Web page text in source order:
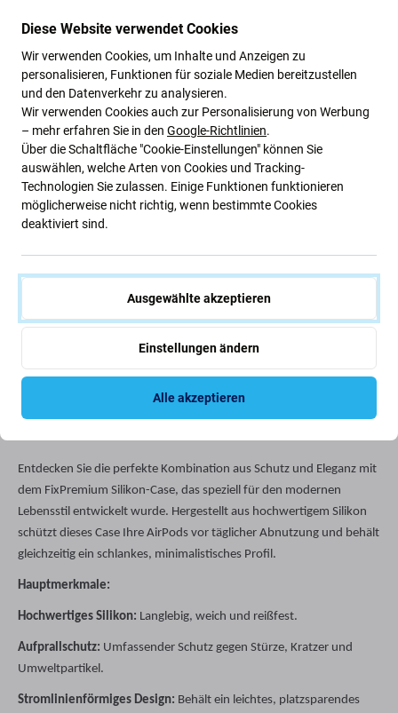
FixPremium
und 2, Schwarz
3,86 €
AUF LAGER 5
Stk
FixPremium
Silikonhülle für AirPods 1
und 2, Orange
4,83 €
AUF LAGER 5
Beschreibung und Spezifikation Versand und Rückgabe
Entdecken Sie die perfekte Kombination aus Schutz und Eleganz mit
dem FixPremium Silikon-Case, das speziell für den modernen
Lebensstil entwickelt wurde. Hergestellt aus hochwertigem Silikon
schützt dieses Case Ihre AirPods vor täglicher Abnutzung und behält
gleichzeitig ein schlankes, minimalistisches Profil.
Hauptmerkmale:
Hochwertiges Silikon: Langlebig, weich und reißfest.
Aufprallschutz: Umfassender Schutz gegen Stürze, Kratzer und
Umweltpartikel.
Stromlinienförmiges Design: Behält ein leichtes, platzsparendes
Diese Website verwendet Cookies
Wir verwenden Cookies, um Inhalte und Anzeigen zu
personalisieren, Funktionen für soziale Medien bereitzustellen
und den Datenverkehr zu analysieren.
Wir verwenden Cookies auch zur Personalisierung von Werbung
– mehr erfahren Sie in den Google-Richtlinien.
Über die Schaltfläche "Cookie-Einstellungen" können Sie
auswählen, welche Arten von Cookies und Tracking-
Technologien Sie zulassen. Einige Funktionen funktionieren
möglicherweise nicht richtig, wenn bestimmte Cookies
deaktiviert sind.
Ausgewählte akzeptieren
Einstellungen ändern
Alle akzeptieren